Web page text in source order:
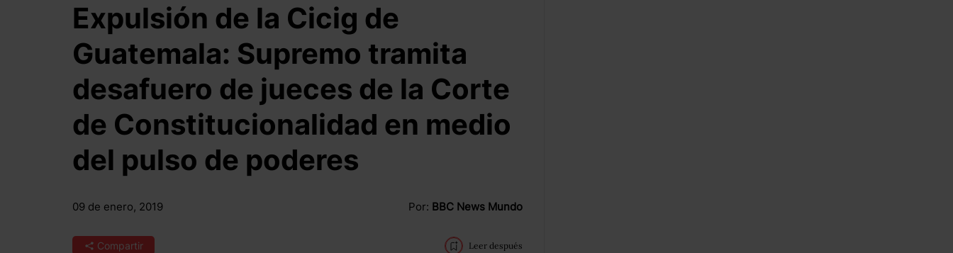
Expulsión de la Cicig de
Guatemala: Supremo tramita
desafuero de jueces de la Corte
de Constitucionalidad en medio
del pulso de poderes
09 de enero, 2019 Por: BBC News Mundo
Compartir Leer después